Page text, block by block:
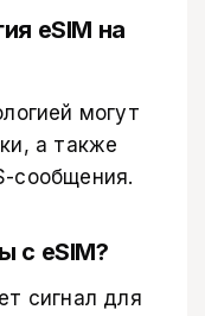
eSIM на
могут
а также
сообщения.
с eSIM?
сигнал для